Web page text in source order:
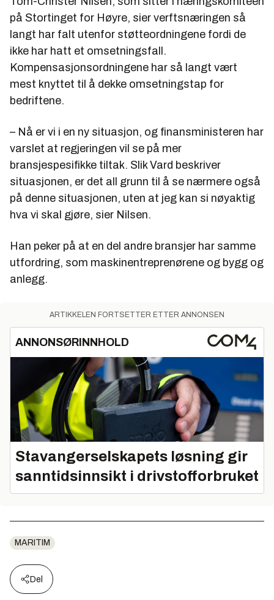
på Stortinget for Høyre, sier verftsnæringen så
langt har falt utenfor støtteordningene fordi de
ikke har hatt et omsetningsfall.
Kompensasjonsordningene har så langt vært
mest knyttet til å dekke omsetningstap for
bedriftene.
– Nå er vi i en ny situasjon, og finansministeren har
varslet at regjeringen vil se på mer
bransjespesifikke tiltak. Slik Vard beskriver
situasjonen, er det all grunn til å se nærmere også
på denne situasjonen, uten at jeg kan si nøyaktig
hva vi skal gjøre, sier Nilsen.
Han peker på at en del andre bransjer har samme
utfordring, som maskinentreprenørene og bygg og
anlegg.
ARTIKKELEN FORTSETTER ETTER ANNONSEN
ANNONSØRINNHOLD
Stavangerselskapets løsning gir
sanntidsinnsikt i drivstofforbruket
MARITIM
Del